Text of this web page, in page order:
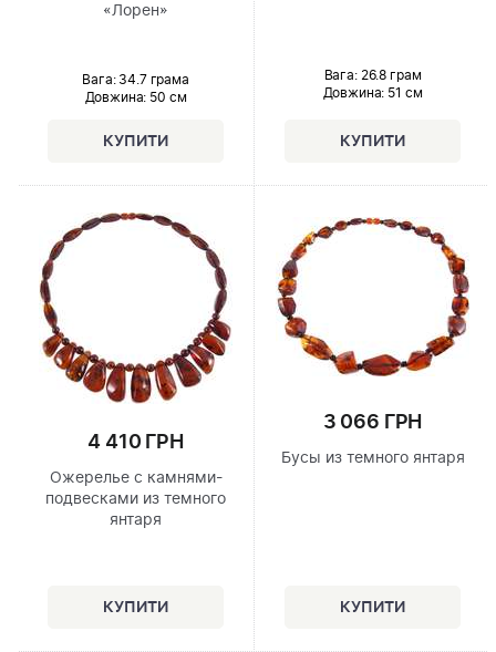
«Лорен»
Вага: 34.7 грама
Довжина: 50 см
Вага: 26.8 грам
Довжина: 51 см
4 410 ГРН
Ожерелье с камнями-
подвесками из темного
янтаря
3 066 ГРН
Бусы из темного янтаря